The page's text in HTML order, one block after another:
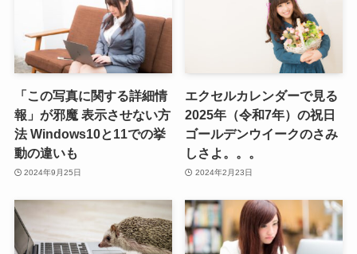
「この写真に関する詳細情
報」が邪魔 表示させない方
法 Windows10と11での挙
動の違いも
2024年9月25日
エクセルカレンダーで見る
2025年（令和7年）の祝日
ゴールデンウイークのさみ
しさよ。。。
2024年2月23日